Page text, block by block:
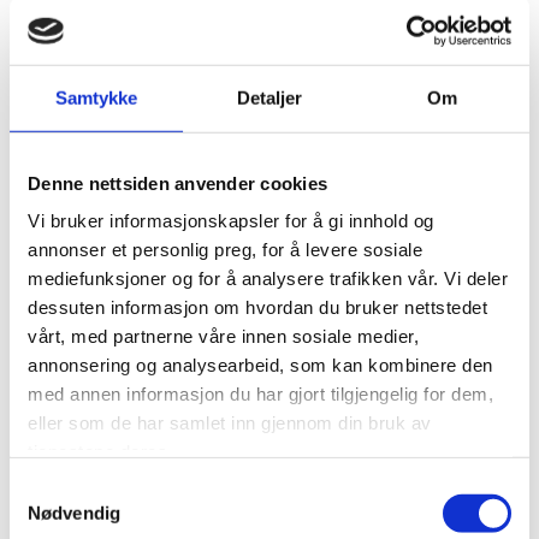
Samtykke Detaljer Om
Denne nettsiden anvender cookies
Vi bruker informasjonskapsler for å gi innhold og
annonser et personlig preg, for å levere sosiale
mediefunksjoner og for å analysere trafikken vår. Vi deler
dessuten informasjon om hvordan du bruker nettstedet
vårt, med partnerne våre innen sosiale medier,
annonsering og analysearbeid, som kan kombinere den
med annen informasjon du har gjort tilgjengelig for dem,
eller som de har samlet inn gjennom din bruk av
Nødvendig
Trygghet er en av våre kjerneverdier. Våre kunder kan føle seg
trygge på at vi utfører våre oppdrag med høy integritet,
grundighet og vurdering. Vi legger stor vekt på å skape tillit
hos våre kunder gjennom pålitelige og nøyaktige
Erfaren
Med Vår lange historie og betydelige erfaring i bransjen, tilbyr
vi ekspertise og kunnskap som gjør oss i stand til å takle ulike
utfordringer og situasjoner. alle våre ansatte skal sikre kvalitet